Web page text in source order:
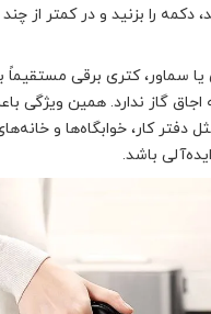
دکمه را بزنید و در کمتر از
یا سماور، کتری برقی
گاز ندارد. همین ویژگی
دفتر کار، خوابگاه‌ها و
باشد.